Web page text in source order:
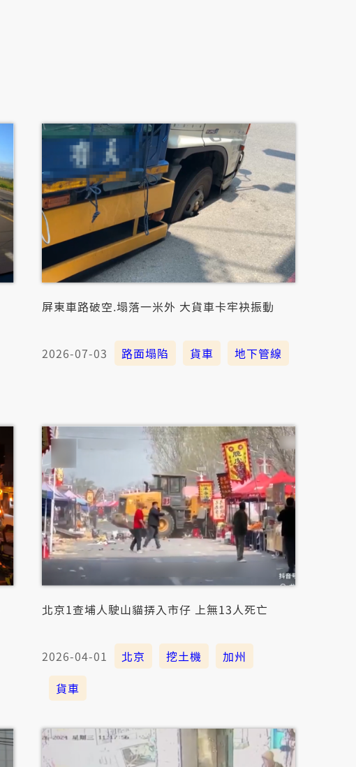
屏東車路破空.塌落一米外 大貨車卡牢袂振動
2026-07-03 路面塌陷 貨車 地下管線
北京1查埔人駛山貓挵入市仔 上無13人死亡
2026-04-01 北京 挖土機
加州
貨車